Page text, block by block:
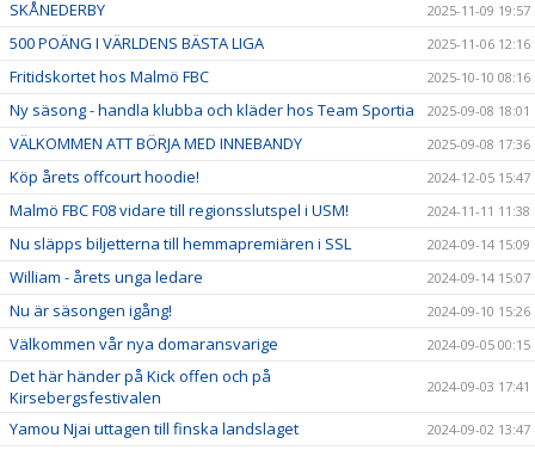
SKÅNEDERBY 2025-11-09 19:57
500 POÄNG I VÄRLDENS BÄSTA LIGA 2025-11-06 12:16
Fritidskortet hos Malmö FBC 2025-10-10 08:16
Ny säsong - handla klubba och kläder hos Team Sportia 2025-09-08 18:01
VÄLKOMMEN ATT BÖRJA MED INNEBANDY 2025-09-08 17:36
Köp årets offcourt hoodie! 2024-12-05 15:47
Malmö FBC F08 vidare till regionsslutspel i USM! 2024-11-11 11:38
Nu släpps biljetterna till hemmapremiären i SSL 2024-09-14 15:09
William - årets unga ledare 2024-09-14 15:07
Nu är säsongen igång! 2024-09-10 15:26
Välkommen vår nya domaransvarige 2024-09-05 00:15
Det här händer på Kick offen och på
Kirsebergsfestivalen
2024-09-03 17:41
Yamou Njai uttagen till finska landslaget 2024-09-02 13:47